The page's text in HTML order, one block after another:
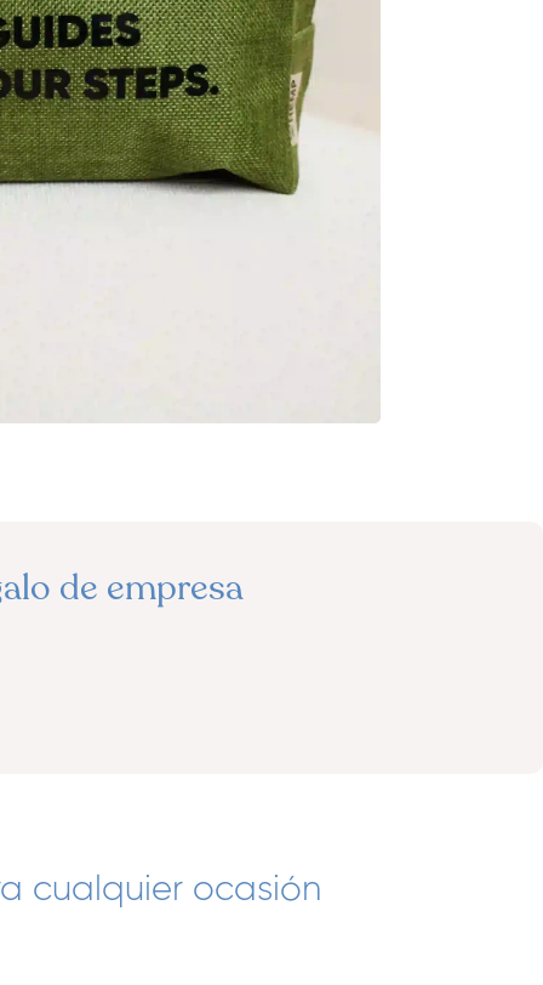
de empresa
cualquier ocasión